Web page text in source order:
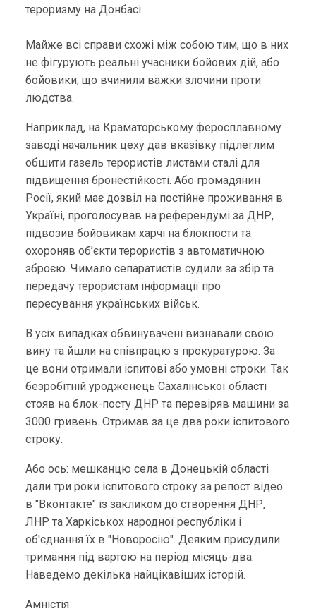
тероризму на Донбасі.
Майже всі справи схожі між собою тим, що в них
не фігурують реальні учасники бойових дій, або
бойовики, що вчинили важки злочини проти
людства.
Наприклад, на Краматорському феросплавному
заводі начальник цеху дав вказівку підлеглим
обшити газель терористів листами сталі для
підвищення бронестійкості. Або громадянин
Росії, який має дозвіл на постійне проживання в
Україні, проголосував на референдумі за ДНР,
підвозив бойовикам харчі на блокпости та
охороняв об’єкти терористів з автоматичною
зброєю. Чимало сепаратистів судили за збір та
передачу терористам інформації про
пересування українських військ.
В усіх випадках обвинувачені визнавали свою
вину та йшли на співпрацю з прокуратурою. За
це вони отримали іспитові або умовні строки. Так
безробітній уродженець Сахалінської області
стояв на блок-посту ДНР та перевіряв машини за
3000 гривень. Отримав за це два роки іспитового
строку.
Або ось: мешканцю села в Донецькій області
дали три роки іспитового строку за репост відео
в "Вконтакте" із закликом до створення ДНР,
ЛНР та Харкіськох народної республіки і
об'єднання їх в "Новоросію". Деяким присудили
тримання під вартою на період місяць-два.
Наведемо декілька найцікавіших історій.
Амністія